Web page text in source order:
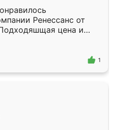
Ренессанс от
цена и
Приехавший
Владислав
эскизу самый
1